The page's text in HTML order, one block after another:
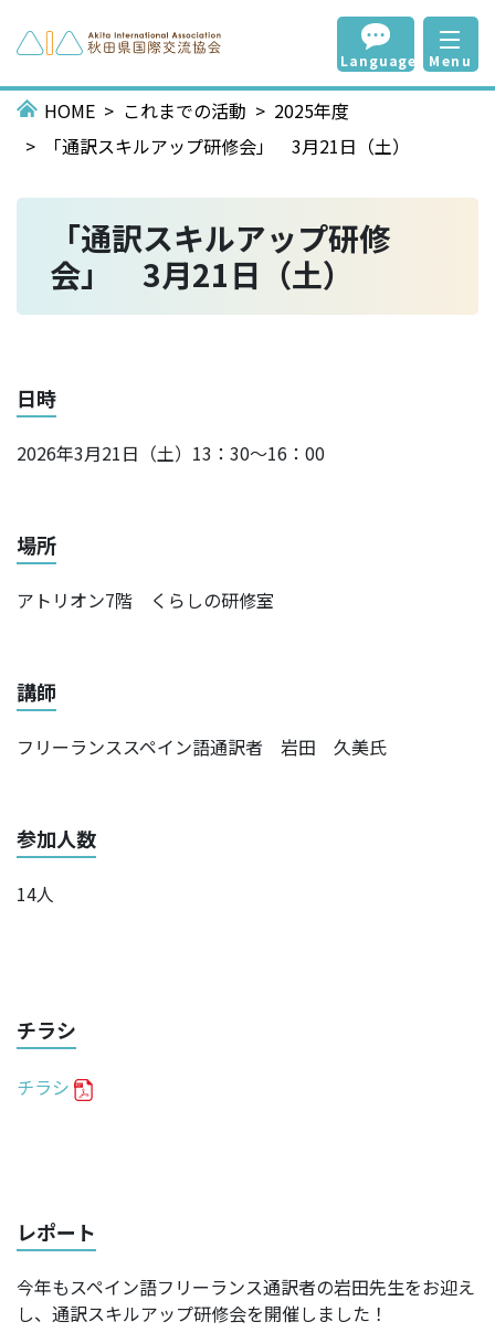
Language Menu
HOME これまでの活動
2025年度
「通訳スキルアップ研修会」 3月21日（土）
「通訳スキルアップ研修
会」 3月21日（土）
日時
2026年3月21日（土）13：30～16：00
場所
アトリオン7階 くらしの研修室
講師
フリーランススペイン語通訳者 岩田 久美氏
参加人数
14人
チラシ
チラシ
レポート
今年もスペイン語フリーランス通訳者の岩田先生をお迎え
し、通訳スキルアップ研修会を開催しました！